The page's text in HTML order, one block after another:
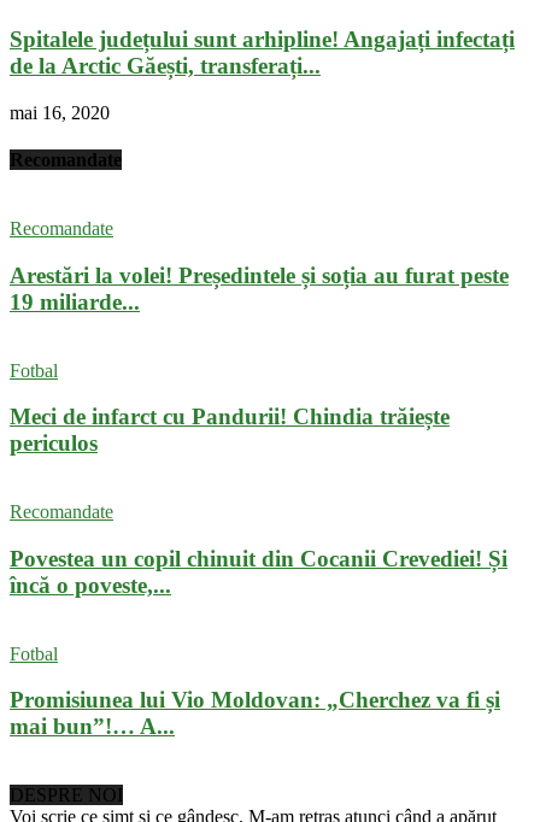
Spitalele județului sunt arhipline! Angajați infectați
de la Arctic Găești, transferați...
mai 16, 2020
Recomandate
Recomandate
Arestări la volei! Președintele și soția au furat peste
19 miliarde...
Fotbal
Meci de infarct cu Pandurii! Chindia trăiește
periculos
Recomandate
Povestea un copil chinuit din Cocanii Crevediei! Și
încă o poveste,...
Fotbal
Promisiunea lui Vio Moldovan: „Cherchez va fi și
mai bun”!… A...
DESPRE NOI
Voi scrie ce simt şi ce gândesc. M-am retras atunci când a apărut